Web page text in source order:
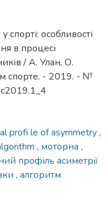
особливості
в процесі
/ А. Улан, О.
спорте. - 2019. - №
profi le of asymmetry,
, моторна ,
профіль асиметрії
, алгоритм